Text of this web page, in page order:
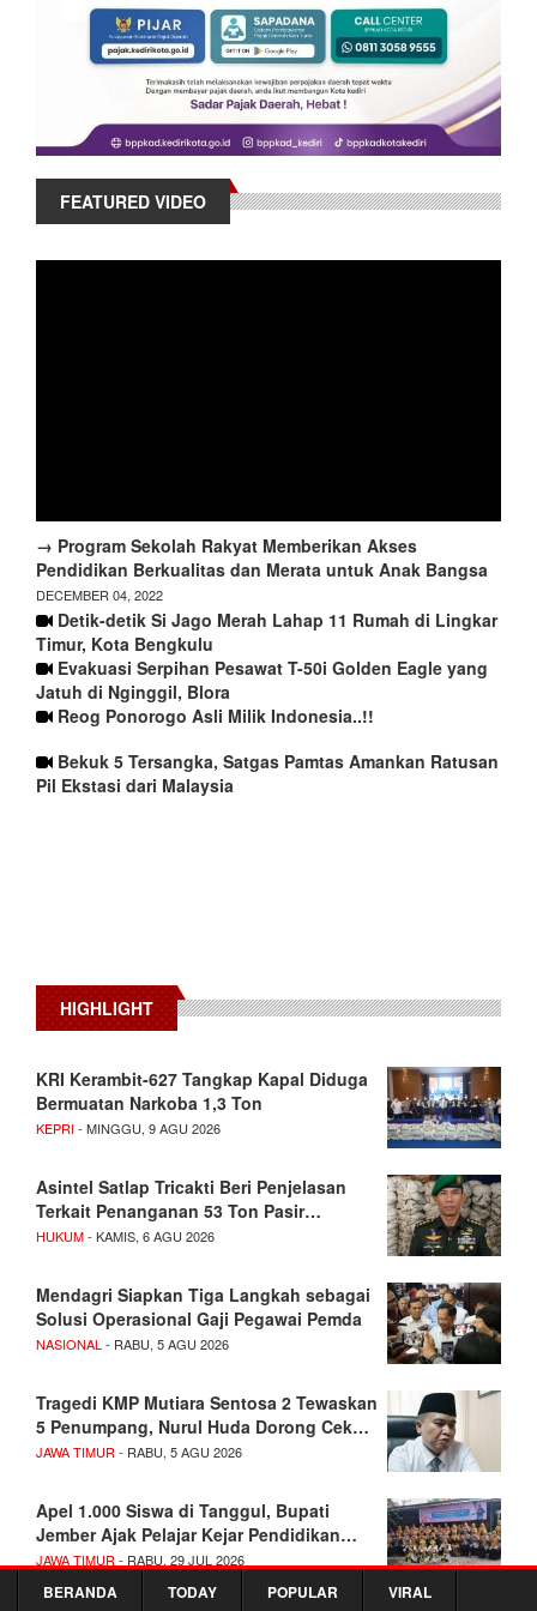
FEATURED VIDEO
→ Program Sekolah Rakyat Memberikan Akses
Pendidikan Berkualitas dan Merata untuk Anak Bangsa
DECEMBER 04, 2022
Detik-detik Si Jago Merah Lahap 11 Rumah di Lingkar
Timur, Kota Bengkulu
Evakuasi Serpihan Pesawat T-50i Golden Eagle yang
Jatuh di Nginggil, Blora
Reog Ponorogo Asli Milik Indonesia..!!
Bekuk 5 Tersangka, Satgas Pamtas Amankan Ratusan
Pil Ekstasi dari Malaysia
HIGHLIGHT
KRI Kerambit-627 Tangkap Kapal Diduga
Bermuatan Narkoba 1,3 Ton
KEPRI- MINGGU, 9 AGU 2026
Asintel Satlap Tricakti Beri Penjelasan
Terkait Penanganan 53 Ton Pasir…
HUKUM- KAMIS, 6 AGU 2026
Mendagri Siapkan Tiga Langkah sebagai
Solusi Operasional Gaji Pegawai Pemda
NASIONAL - RABU, 5 AGU 2026
Tragedi KMP Mutiara Sentosa 2 Tewaskan
5 Penumpang, Nurul Huda Dorong Cek…
JAWA TIMUR - RABU, 5 AGU 2026
Apel 1.000 Siswa di Tanggul, Bupati
Jember Ajak Pelajar Kejar Pendidikan…
JAWA TIMUR - RABU, 29 JUL 2026
BERANDA TODAY POPULAR VIRAL